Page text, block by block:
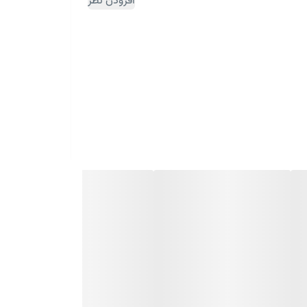
مقاوم بوده و ماندگاری بالایی دارد